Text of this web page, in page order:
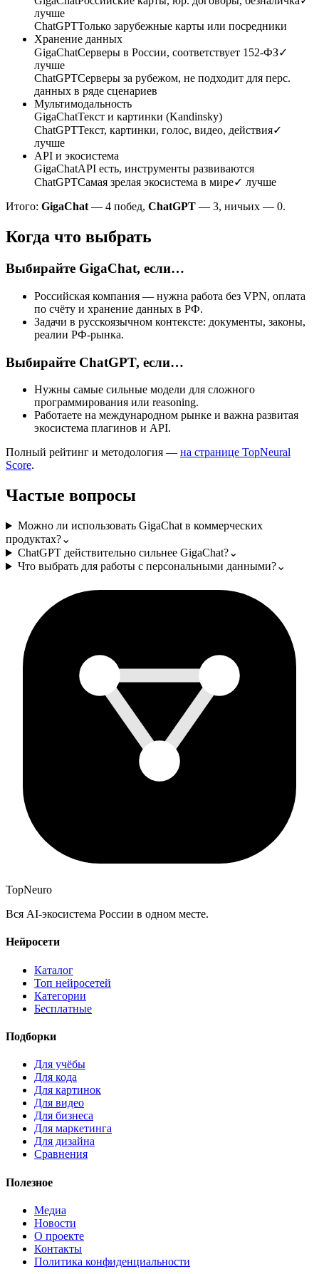
лучше
ChatGPTТолько зарубежные карты или посредники
Хранение данных
GigaChatСерверы в России, соответствует 152-ФЗ✓
лучше
ChatGPTСерверы за рубежом, не подходит для перс.
данных в ряде сценариев
Мультимодальность
GigaChatТекст и картинки (Kandinsky)
ChatGPTТекст, картинки, голос, видео, действия✓
лучше
API и экосистема
GigaChatAPI есть, инструменты развиваются
ChatGPTСамая зрелая экосистема в мире✓ лучше
Итого: GigaChat— 4 побед, ChatGPT — 3, ничьих — 0.
Когда что выбрать
Выбирайте GigaChat, если…
Российская компания — нужна работа без VPN, оплата
по счёту и хранение данных в РФ.
Задачи в русскоязычном контексте: документы, законы,
реалии РФ-рынка.
Выбирайте ChatGPT, если…
Нужны самые сильные модели для сложного
программирования или reasoning.
Работаете на международном рынке и важна развитая
экосистема плагинов и API.
Полный рейтинг и методология — на странице TopNeural
Score.
Частые вопросы
Можно ли использовать GigaChat в коммерческих
продуктах?⌄
ChatGPT действительно сильнее GigaChat?⌄
Что выбрать для работы с персональными данными?⌄
TopNeuro
Вся AI-экосистема России в одном месте.
Нейросети
Каталог
Топ нейросетей
Категории
Бесплатные
Подборки
Для учёбы
Для кода
Для картинок
Для видео
Для бизнеса
Для маркетинга
Для дизайна
Сравнения
Полезное
Медиа
Новости
О проекте
Контакты
Политика конфиденциальности